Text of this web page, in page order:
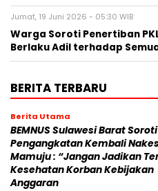
Jumat, 19 Juni 2026 - 05:30 WIB
Warga Soroti Penertiban
Berlaku Adil terhadap
BERITA TERBARU
Berita Utama
BEMNUS Sulawesi Barat
Pengangkatan Kembali Nakes
Mamuju : “Jangan Jadikan
Kesehatan Korban Kebijakan
Anggaran